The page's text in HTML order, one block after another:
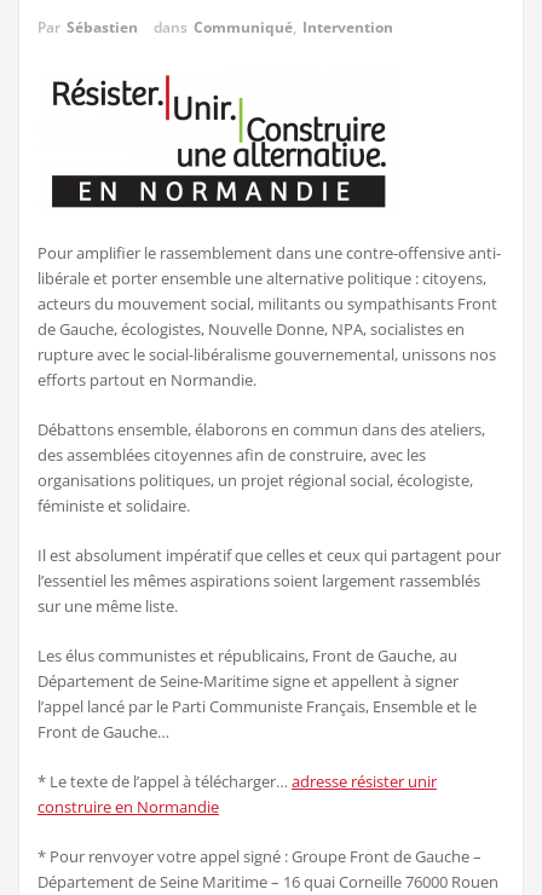
Par Sébastien dans Communiqué, Intervention
Pour amplifier le rassemblement dans une contre-offensive anti-
libérale et porter ensemble une alternative politique : citoyens,
acteurs du mouvement social, militants ou sympathisants Front
de Gauche, écologistes, Nouvelle Donne, NPA, socialistes en
rupture avec le social-libéralisme gouvernemental, unissons nos
efforts partout en Normandie.
Débattons ensemble, élaborons en commun dans des ateliers,
des assemblées citoyennes afin de construire, avec les
organisations politiques, un projet régional social, écologiste,
féministe et solidaire.
Il est absolument impératif que celles et ceux qui partagent pour
l’essentiel les mêmes aspirations soient largement rassemblés
sur une même liste.
Les élus communistes et républicains, Front de Gauche, au
Département de Seine-Maritime signe et appellent à signer
l’appel lancé par le Parti Communiste Français, Ensemble et le
Front de Gauche…
* Le texte de l’appel à télécharger… adresse résister unir
construire en Normandie
* Pour renvoyer votre appel signé : Groupe Front de Gauche –
Département de Seine Maritime – 16 quai Corneille 76000 Rouen